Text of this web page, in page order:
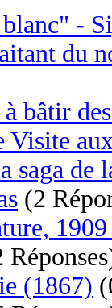
-
du
bâtir
Visite
saga de
(2
(1867)